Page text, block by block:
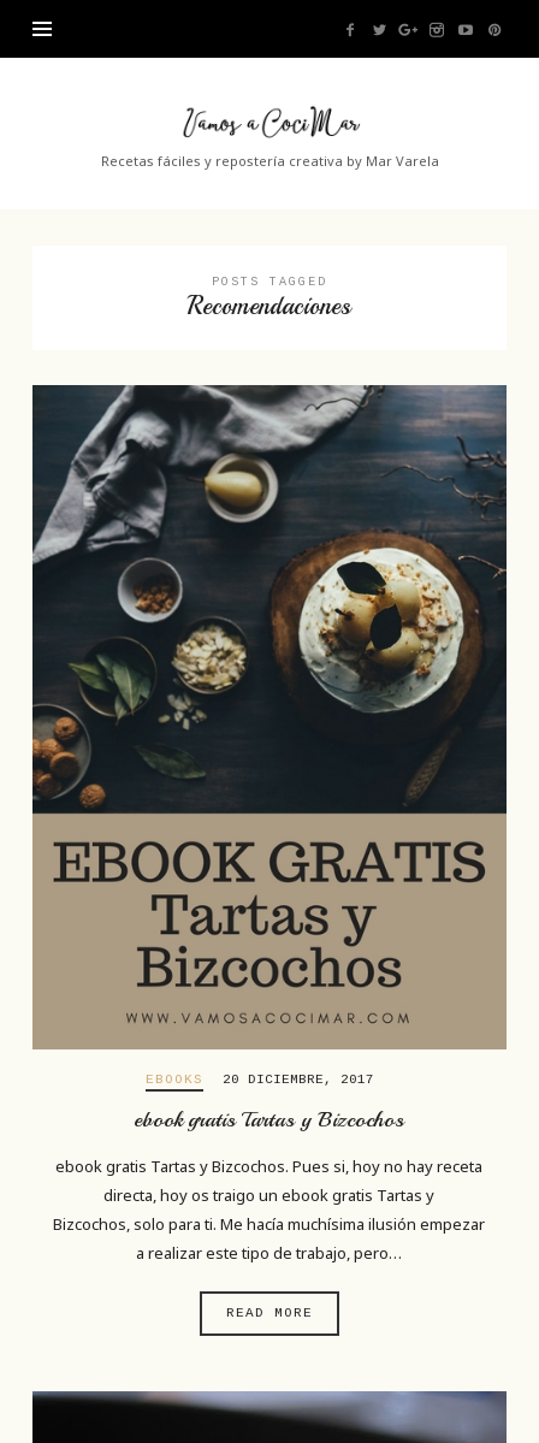
Vamos
CociMar
Recetas fáciles y repostería creativa by Mar Varela
POSTS TAGGED
Recomendaciones
EBOOKS 20 DICIEMBRE, 2017
ebook gratis Tartas y Bizcochos
ebook gratis Tartas y Bizcochos. Pues si, hoy no hay receta
directa, hoy os traigo un ebook gratis Tartas y
Bizcochos, solo para ti. Me hacía muchísima ilusión empezar
a realizar este tipo de trabajo, pero…
READ MORE